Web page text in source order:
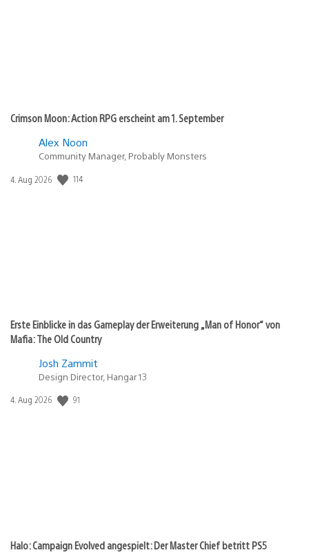
Crimson Moon: Action RPG erscheint am 1. September
Alex Noon
Community Manager, Probably Monsters
Veröffentlichungsdatum:
4. Aug 2026 114
Erste Einblicke in das Gameplay der Erweiterung „Man of Honor“ von
Mafia: The Old Country
Josh Zammit
Design Director, Hangar 13
Veröffentlichungsdatum:
4. Aug 2026 91
Halo: Campaign Evolved angespielt: Der Master Chief betritt PS5